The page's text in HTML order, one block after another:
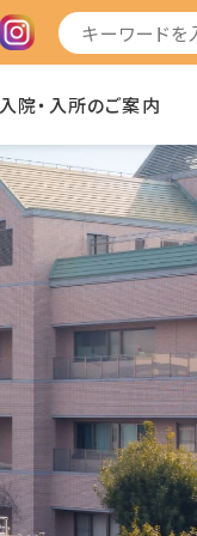
入院・入所のご案内